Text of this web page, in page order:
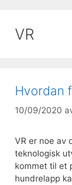
VR
Hvordan
10/09/2020
VR er noe av
teknologisk
kommet til et
hundrelapp